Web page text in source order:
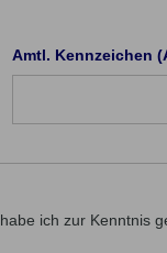
Amtl. Kennzeichen
habe ich zur Kenntnis